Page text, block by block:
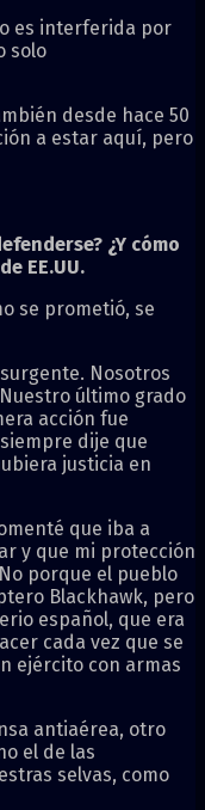
es interferida por
solo
desde hace 50
a estar aquí, pero
¿Y cómo
EE.UU.
se prometió, se
Nosotros
último grado
acción fue
dije que
justicia en
que iba a
y que mi protección
porque el pueblo
Blackhawk, pero
español, que era
cada vez que se
ejército con armas
antiaérea, otro
el de las
selvas, como